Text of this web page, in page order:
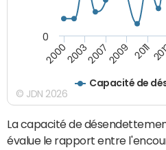
Capacité de
2000200320072009 2011
0
© JDN 2026
La capacité de
évalue le rapport entre